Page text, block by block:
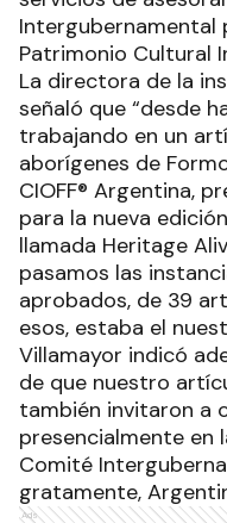
Intergubernamental
Patrimonio Cultural
La directora de la
señaló que “desde
trabajando en un
aborígenes de
CIOFF® Argentina,
para la nueva
llamada Heritage
pasamos las
aprobados, de 39
esos, estaba el
Villamayor indicó
de que nuestro
también invitaron a
presencialmente en
Comité
gratamente,
Ads